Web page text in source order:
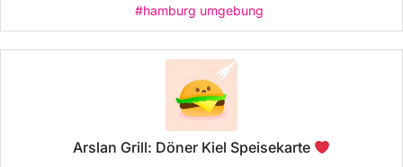
#hamburg umgebung
Arslan Grill: Döner Kiel Speisekarte